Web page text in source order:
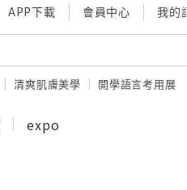
APP下載 會員中心 我的
清爽肌膚美學 開學語言考用展
expo